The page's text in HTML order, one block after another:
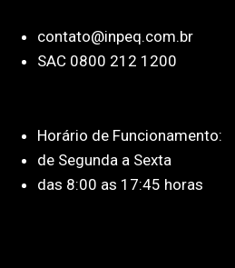
contato@inpeq.com.br
SAC 0800 212 1200
Horário de Funcionamento:
de Segunda a Sexta
das 8:00 as 17:45 horas